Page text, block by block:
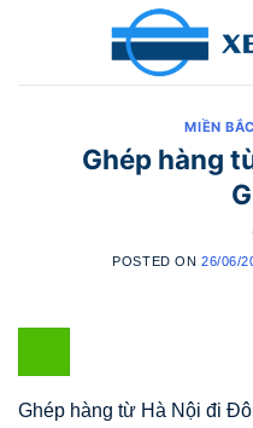
MIỀN BẮC
Ghép hàng
POSTED ON 26/06/
Ghép hàng từ Hà Nội đi